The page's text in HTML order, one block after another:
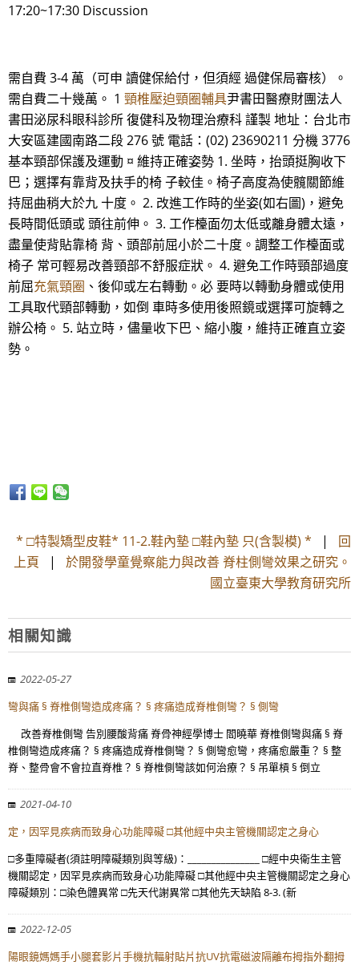
17:20~17:30 Discussion
需自費 3-4 萬（可申 讀健保給付，但須經 過健保局審核）。
需自費二十幾萬。 1 頸椎壓迫頸圈輔具尹書田醫療財團法人
書田泌尿科眼科診所 復健科及物理治療科 謹製 地址：台北市
大安區建國南路二段 276 號 電話：(02) 23690211 分機 3776
基本頸部保護及運動 ¤ 維持正確姿勢 1. 坐時，抬頭挺胸收下
巴；選擇有靠背及扶手的椅 子較佳。椅子高度為使髖關節維
持屈曲稍大於九 十度。 2. 改進工作時的坐姿(如右圖)，避免
長時間低頭或 頭往前伸。 3. 工作檯面勿太低或離身體太遠，
盡量使背貼靠椅 背、頭部前屈小於二十度。調整工作檯面或
椅子 常可輕易改善頸部不舒服症狀。 4. 避免工作時頸部過度
前屈充氣頸圈 、後仰或左右轉動。必 要時以轉動身體或使用
工具取代頸部轉動，如倒 車時多使用後照鏡或選擇可旋轉之
辦公椅。 5. 站立時，儘量收下巴、縮小腹，維持正確直立姿
勢。
* □特製矯型皮鞋* 11-2.鞋內墊 □鞋內墊 只(含製模) * | 回
上頁 | 於開發學童覺察能力與改善 脊柱側彎效果之研究。
國立臺東大學教育研究所
相關知識
2022-05-27
彎與痛 § 脊椎側彎造成疼痛？ § 疼痛造成脊椎側彎？ § 側彎
改善脊椎側彎 告別腰酸背痛 脊骨神經學博士 閻曉華 脊椎側彎與痛 § 脊
椎側彎造成疼痛？ § 疼痛造成脊椎側彎？ § 側彎愈彎，疼痛愈嚴重？ § 整
脊、整骨會不會拉直脊椎？ § 脊椎側彎該如何治療？ § 吊單槓 § 倒立
2021-04-10
定，因罕見疾病而致身心功能障礙 □其他經中央主管機關認定之身心
□多重障礙者(須註明障礙類別與等級)：_______________ □經中央衛生主管
機關認定，因罕見疾病而致身心功能障礙 □其他經中央主管機關認定之身心
障礙類別：□染色體異常 □先天代謝異常 □其他先天缺陷 8-3. (新
2022-12-05
陽眼鏡媽媽手小腿套影片手機抗輻射貼片抗UV抗電磁波隔離布拇指外翻拇